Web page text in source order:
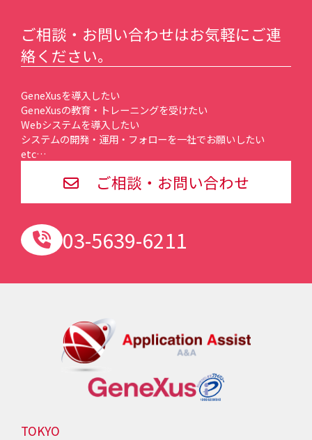
ご相談・お問い合わせはお気軽にご連
絡ください。
GeneXusを導入したい
GeneXusの教育・トレーニングを受けたい
Webシステムを導入したい
システムの開発・運用・フォローを一社でお願いしたい
etc…
ご相談・お問い合わせ
03-5639-6211
TOKYO